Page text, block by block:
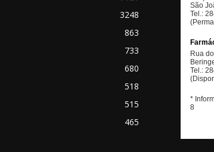
3248
863
733
680
518
515
465